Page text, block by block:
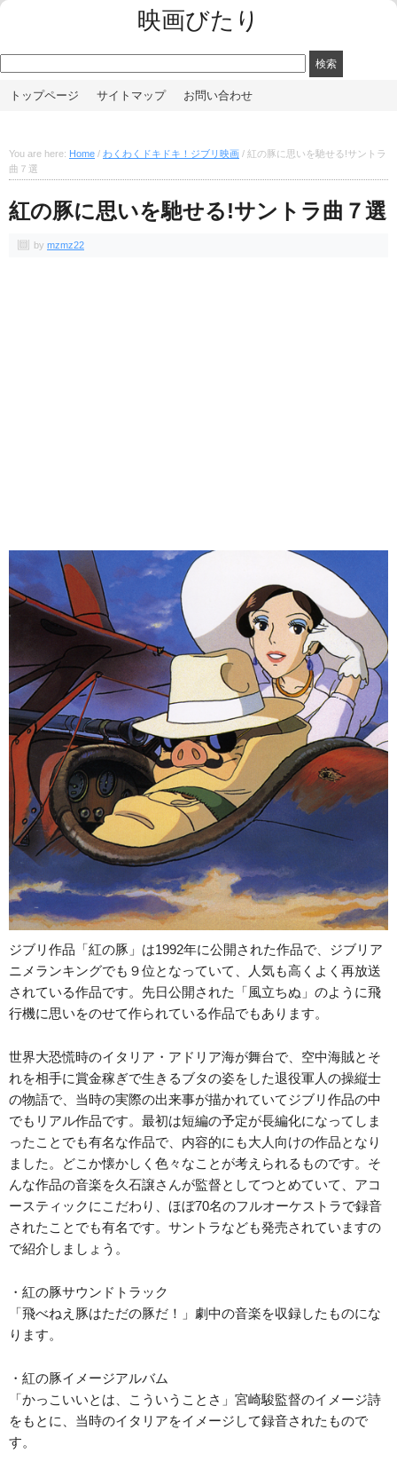
映画びたり
トップページ サイトマップ お問い合わせ
You are here: Home / わくわくドキドキ！ジブリ映画 / 紅の豚に思いを馳せる!サントラ
曲７選
紅の豚に思いを馳せる!サントラ曲７選
by mzmz22
ジブリ作品「紅の豚」は1992年に公開された作品で、ジブリア
ニメランキングでも９位となっていて、人気も高くよく再放送
されている作品です。先日公開された「風立ちぬ」のように飛
行機に思いをのせて作られている作品でもあります。
世界大恐慌時のイタリア・アドリア海が舞台で、空中海賊とそ
れを相手に賞金稼ぎで生きるブタの姿をした退役軍人の操縦士
の物語で、当時の実際の出来事が描かれていてジブリ作品の中
でもリアル作品です。最初は短編の予定が長編化になってしま
ったことでも有名な作品で、内容的にも大人向けの作品となり
ました。どこか懐かしく色々なことが考えられるものです。そ
んな作品の音楽を久石譲さんが監督としてつとめていて、アコ
ースティックにこだわり、ほぼ70名のフルオーケストラで録音
されたことでも有名です。サントラなども発売されていますの
で紹介しましょう。
・紅の豚サウンドトラック
「飛べねえ豚はただの豚だ！」劇中の音楽を収録したものにな
ります。
・紅の豚イメージアルバム
「かっこいいとは、こういうことさ」宮崎駿監督のイメージ詩
をもとに、当時のイタリアをイメージして録音されたもので
す。